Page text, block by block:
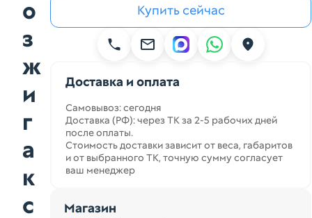
о
з
ж
и
г
а
к
с
Купить сейчас
Доставка и оплата
Самовывоз: сегодня
Доставка (РФ): через ТК за 2-5 рабочих дней
после оплаты.
Стоимость доставки зависит от веса, габаритов
и от выбранного ТК, точную сумму согласует
ваш менеджер
Магазин